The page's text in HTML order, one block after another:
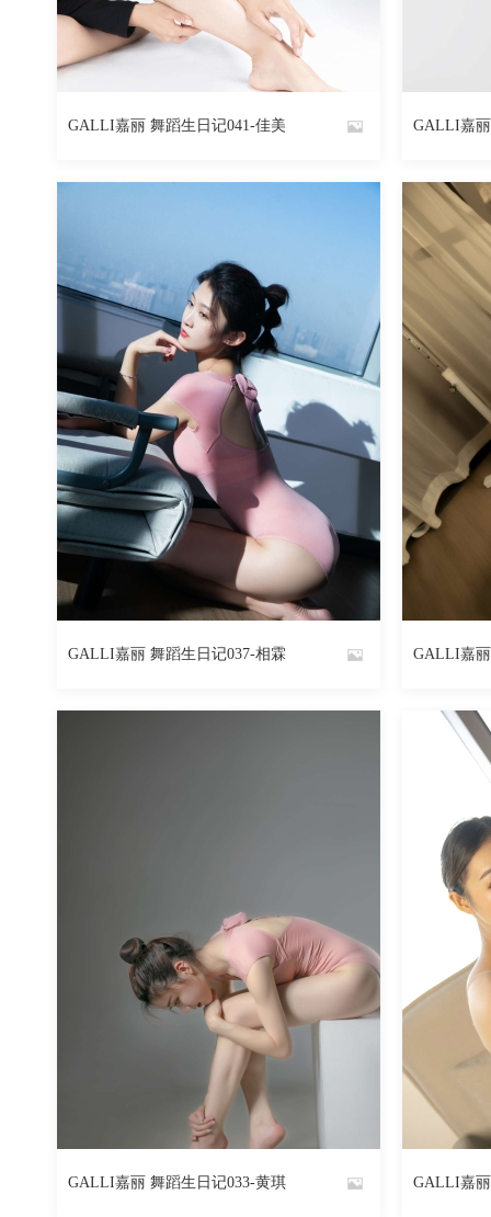
魅丝社
1485 阅读 0 回复
GALLI嘉丽 舞蹈生日记041-佳美
魅丝社
1882 阅读 0 回复
GALLI嘉丽 舞蹈生日记037-相霖
GALLI嘉丽 舞蹈生日记033-黄琪
魅丝社
GALLI嘉
魅丝社
GALLI嘉
GALLI嘉